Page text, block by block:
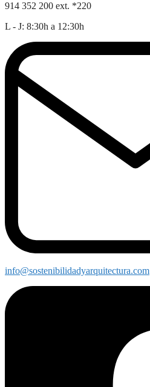
914 352 200 ext. *220
L - J: 8:30h a 12:30h
info@sostenibilidadyarquitectura.com